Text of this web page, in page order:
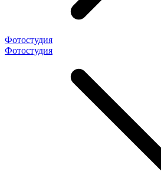
Фотостудия
Фотостудия